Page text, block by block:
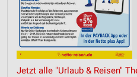
Jetzt alle "Urlaub & Reisen"